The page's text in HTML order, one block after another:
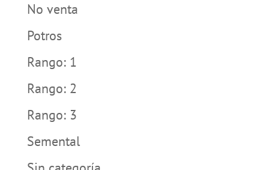
No venta
Potros
Rango: 1
Rango: 2
Rango: 3
Semental